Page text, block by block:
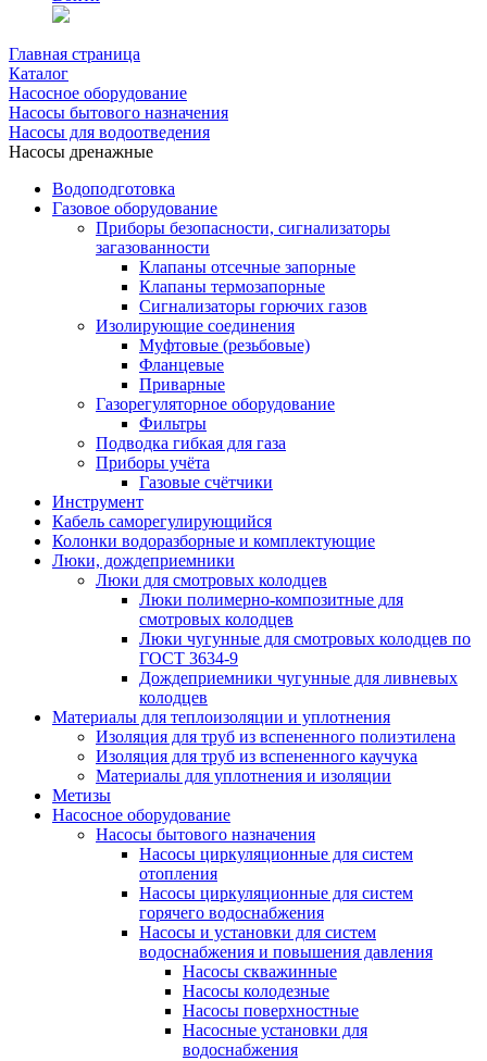
Главная страница
Каталог
Насосное оборудование
Насосы бытового назначения
Насосы для водоотведения
Насосы дренажные
Водоподготовка
Газовое оборудование
Приборы безопасности, сигнализаторы
загазованности
Клапаны отсечные запорные
Клапаны термозапорные
Сигнализаторы горючих газов
Изолирующие соединения
Муфтовые (резьбовые)
Фланцевые
Приварные
Газорегуляторное оборудование
Фильтры
Подводка гибкая для газа
Приборы учёта
Газовые счётчики
Инструмент
Кабель саморегулирующийся
Колонки водоразборные и комплектующие
Люки, дождеприемники
Люки для смотровых колодцев
Люки полимерно-композитные для
смотровых колодцев
Люки чугунные для смотровых колодцев по
ГОСТ 3634-9
Дождеприемники чугунные для ливневых
колодцев
Материалы для теплоизоляции и уплотнения
Изоляция для труб из вспененного полиэтилена
Изоляция для труб из вспененного каучука
Материалы для уплотнения и изоляции
Метизы
Насосное оборудование
Насосы бытового назначения
Насосы циркуляционные для систем
отопления
Насосы циркуляционные для систем
горячего водоснабжения
Насосы и установки для систем
водоснабжения и повышения давления
Насосы скважинные
Насосы колодезные
Насосы поверхностные
Насосные установки для
водоснабжения